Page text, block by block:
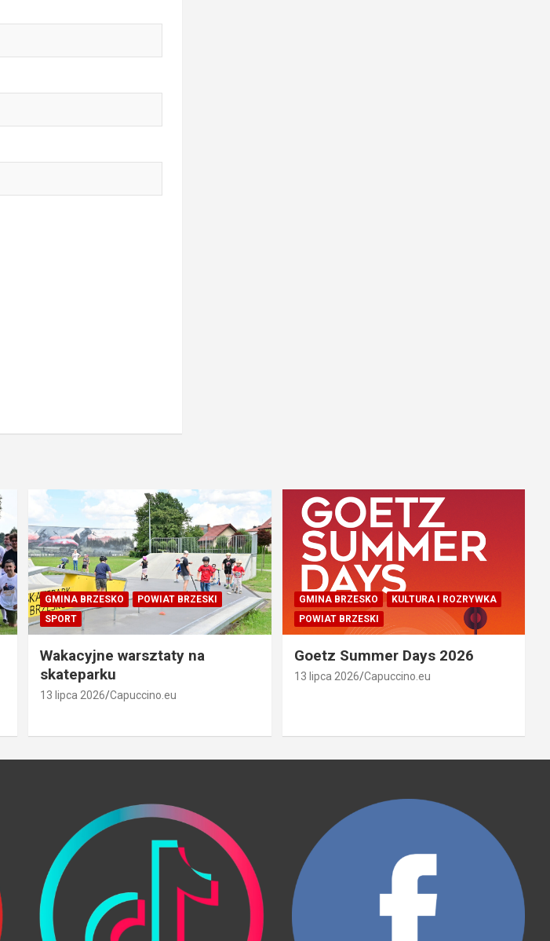
GMINA BRZESKO
POWIAT BRZESKI
SPORT
Wakacyjne warsztaty na
skateparku
13 lipca 2026 Capuccino.eu
GMINA BRZESKO
KULTURA I ROZRYWKA
POWIAT BRZESKI
Goetz Summer Days 2026
13 lipca 2026 Capuccino.eu